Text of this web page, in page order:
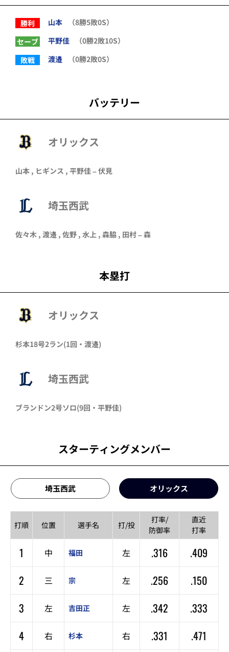
勝利 山本
（8勝5敗0S）
セーブ
平野佳
（0勝2敗10S）
敗戦
渡邉 （0勝2敗0S）
バッテリー
オリックス
山本 , ヒギンス , 平野佳–伏見
埼玉西武
佐々木 , 渡邉 , 佐野 , 水上 , 森脇 , 田村–森
本塁打
オリックス
杉本18号2ラン(1回・ 渡邉)
埼玉西武
ブランドン2号ソロ(9回・ 平野佳)
スターティングメンバー
埼玉西武 オリックス
打順 位置 選手名 打/投
打率/
防御率
直近
打率
1 中 福田 左 .316
.409
2
三 宗 左 .256
.150
3
左 吉田正 左 .342
.333
4
右 杉本 右 .331
.471